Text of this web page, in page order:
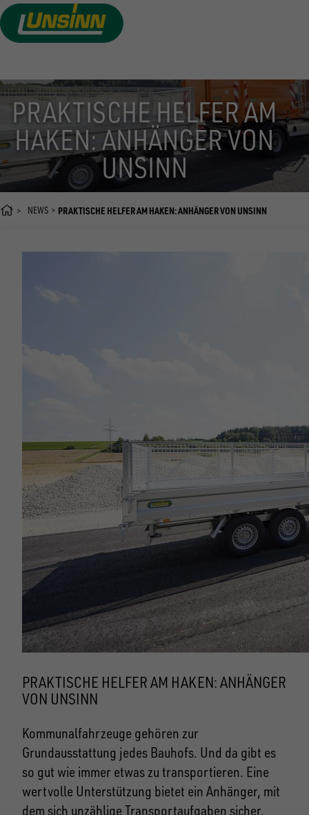
Direkt
zum
Inhalt
PRAKTISCHE HELFER AM
HAKEN: ANHÄNGER VON
UNSINN
NEWS PRAKTISCHE HELFER AM HAKEN: ANHÄNGER VON UNSINN
PRAKTISCHE HELFER AM HAKEN: ANHÄNGER
VON UNSINN
Kommunalfahrzeuge gehören zur
Grundausstattung jedes Bauhofs. Und da gibt es
so gut wie immer etwas zu transportieren. Eine
wertvolle Unterstützung bietet ein Anhänger, mit
dem sich unzählige Transportaufgaben sicher,